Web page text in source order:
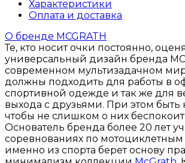
Характеристики
Оплата и доставка
О бренде MCGRATH
Те, кто носит очки постоянно,
универсальный дизайн бренда
современном мультизадачном
должны подходить для работы в
спортивной одежде и так же для
выхода с друзьями. При этом
чтобы не слишком о них
Основатель бренда более 20 лет
соревнованиях по мотоциклетным
именно из спорта берет основу